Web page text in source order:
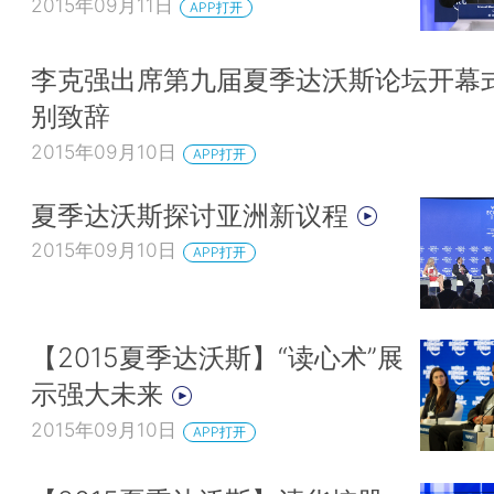
2015年09月11日 APP打开
李克强出席第九届夏季达沃斯论坛开幕
别致辞
2015年09月10日 APP打开
夏季达沃斯探讨亚洲新议程
2015年09月10日 APP打开
【2015夏季达沃斯】“读心术”展
示强大未来
2015年09月10日 APP打开